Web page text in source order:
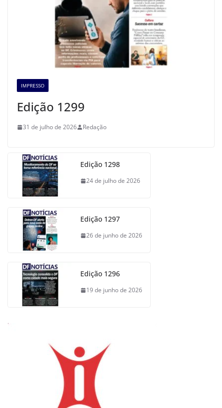
IMPRESSO
Edição 1299
31 de julho de 2026 Redação
Edição 1298
24 de julho de 2026
Edição 1297
26 de junho de 2026
Edição 1296
19 de junho de 2026